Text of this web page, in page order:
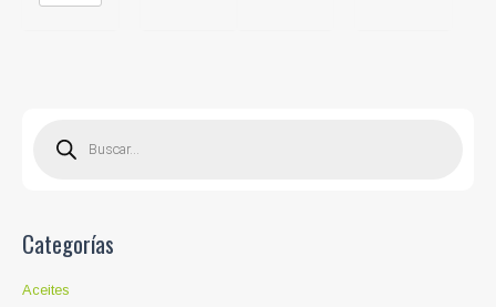
e
p
o
d
Categorías
Aceites